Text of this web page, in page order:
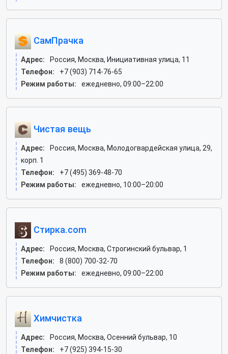
СамПрачка
Адрес:
Россия, Москва, Инициативная улица, 11
Телефон:
+7 (903) 714-76-65
Режим работы:
ежедневно, 09:00–22:00
Чистая вещь
Адрес:
Россия, Москва, Молодогвардейская улица, 29,
корп. 1
Телефон:
+7 (495) 369-48-70
Режим работы:
ежедневно, 10:00–20:00
Стирка.com
Адрес:
Россия, Москва, Строгинский бульвар, 1
Телефон:
8 (800) 700-32-70
Режим работы:
ежедневно, 09:00–22:00
Химчистка
Адрес:
Россия, Москва, Осенний бульвар, 10
Телефон:
+7 (925) 394-15-30